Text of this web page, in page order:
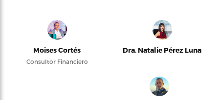
Moises Cortés
Consultor Financiero
Dra. Natalie Pérez Luna